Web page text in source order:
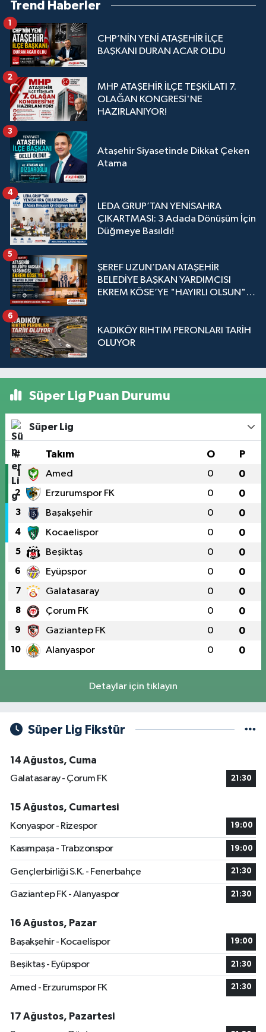
Trend Haberler
CHP’NİN YENİ ATAŞEHİR İLÇE
BAŞKANI DURAN ACAR OLDU
1
MHP ATAŞEHİR İLÇE TEŞKİLATI 7.
OLAĞAN KONGRESİ'NE
HAZIRLANIYOR!
2
Ataşehir Siyasetinde Dikkat Çeken
Atama
3
LEDA GRUP’TAN YENİSAHRA
ÇIKARTMASI: 3 Adada Dönüşüm İçin
Düğmeye Basıldı!
4
ŞEREF UZUN’DAN ATAŞEHİR
BELEDİYE BAŞKAN YARDIMCISI
EKREM KÖSE’YE "HAYIRLI OLSUN"
5
KADIKÖY RIHTIM PERONLARI TARİH
OLUYOR
6
Süper Lig Puan Durumu
Süper Lig
# Takım O P
1 Amed 0 0
2 Erzurumspor FK 0 0
3 Başakşehir 0 0
4 Kocaelispor 0 0
5 Beşiktaş 0 0
6 Eyüpspor 0 0
7 Galatasaray 0 0
8 Çorum FK 0 0
9 Gaziantep FK 0 0
10 Alanyaspor 0 0
Detaylar için tıklayın
Süper Lig Fikstür
14 Ağustos, Cuma
Galatasaray - Çorum FK
21:30
15 Ağustos, Cumartesi
Konyaspor - Rizespor
19:00
Kasımpaşa - Trabzonspor 19:00
Gençlerbirliği S.K. - Fenerbahçe 21:30
Gaziantep FK - Alanyaspor 21:30
16 Ağustos, Pazar
Başakşehir - Kocaelispor
19:00
Beşiktaş - Eyüpspor 21:30
Amed - Erzurumspor FK 21:30
17 Ağustos, Pazartesi